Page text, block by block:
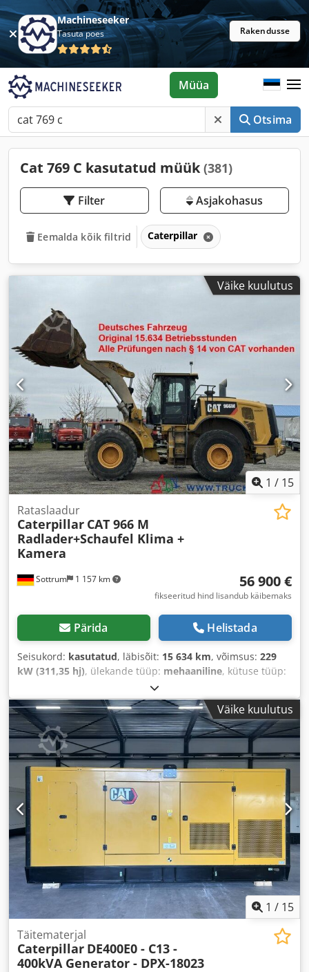
Machineseeker
Tasuta poes Rakendusse
Otsima
Müüa
Cat 769 C kasutatud müük (381)
Filter Asjakohasus
Eemalda kõik filtrid Caterpillar
Väike kuulutus
1 / 15
Sottrum 1 157 km
Rataslaadur
Caterpillar CAT 966 M
Radlader+Schaufel Klima +
Kamera
56 900 €
fikseeritud hind lisandub käibemaks
Pärida Helistada
Seisukord: kasutatud, läbisõit: 15 634 km, võimsus: 229
kW (311,35 hj), ülekande tüüp: mehaaniline, kütuse tüüp:
, kogumass:
23 200 kg, maksimaalne kandevõime:15 000 kg, telje
konfiguratsioon:4x4, istekohtade arv:1, esmane
registreerimine:03/2016, pidurid:mootoriga
pidurdamine, Ehitusaasta:2016, töötunnid: 15 634 h
kabiin:päevakabiin, Varustus:diferentsiaali lukk,
immobilisaatorisüsteem, kabiin, kliimaseade, nelikvedu,
pardaarvuti, parkimissensorid, peakaitse, roolivõimendi,
standardkopp, suruõhupidur, tahmafilter, täiendavad
esitulede,
Väike kuulutus
1 / 15
Täitematerjal
Caterpillar DE400E0 - C13 -
400kVA Generator - DPX-18023